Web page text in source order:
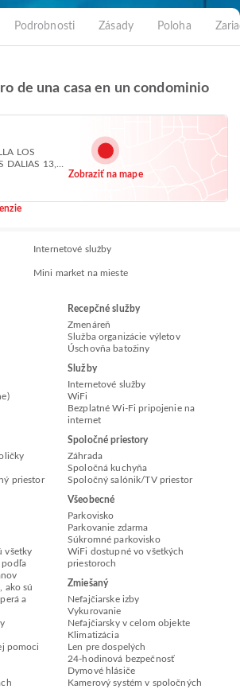
Podrobnosti Zásady Poloha
de una casa en un condominio
LOS
DALIAS 13,
Zobraziť na mape
Internetové služby
Mini market na mieste
priestor
všetky
podľa
ako sú
a
pomoci
Recepčné služby
Zmenáreň
Služba organizácie výletov
Úschovňa batožiny
Služby
Internetové služby
WiFi
Bezplatné Wi-Fi pripojenie na
internet
Spoločné priestory
Záhrada
Spoločná kuchyňa
Spoločný salónik/TV priestor
Všeobecné
Parkovisko
Parkovanie zdarma
Súkromné parkovisko
WiFi dostupné vo všetkých
priestoroch
Zmiešaný
Nefajčiarske izby
Vykurovanie
Nefajčiarsky v celom objekte
Klimatizácia
Len pre dospelých
24-hodinová bezpečnosť
Dymové hlásiče
Kamerový systém v spoločných